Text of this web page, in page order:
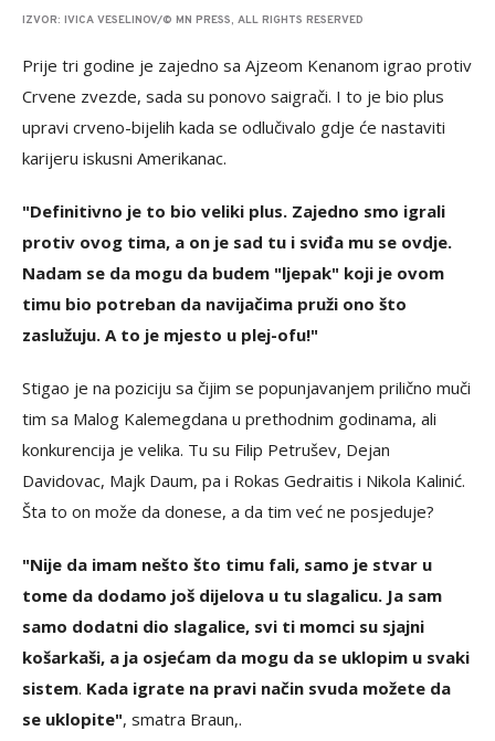
IZVOR: IVICA VESELINOV/© MN PRESS, ALL RIGHTS RESERVED
Prije tri godine je zajedno sa Ajzeom Kenanom igrao protiv
Crvene zvezde, sada su ponovo saigrači. I to je bio plus
upravi crveno-bijelih kada se odlučivalo gdje će nastaviti
karijeru iskusni Amerikanac.
"Definitivno je to bio veliki plus. Zajedno smo igrali
protiv ovog tima, a on je sad tu i sviđa mu se ovdje.
Nadam se da mogu da budem "ljepak" koji je ovom
timu bio potreban da navijačima pruži ono što
zaslužuju. A to je mjesto u plej-ofu!"
Stigao je na poziciju sa čijim se popunjavanjem prilično muči
tim sa Malog Kalemegdana u prethodnim godinama, ali
konkurencija je velika. Tu su Filip Petrušev, Dejan
Davidovac, Majk Daum, pa i Rokas Gedraitis i Nikola Kalinić.
Šta to on može da donese, a da tim već ne posjeduje?
"Nije da imam nešto što timu fali, samo je stvar u
tome da dodamo još dijelova u tu slagalicu. Ja sam
samo dodatni dio slagalice, svi ti momci su sjajni
košarkaši, a ja osjećam da mogu da se uklopim u svaki
sistem. Kada igrate na pravi način svuda možete da
se uklopite", smatra Braun,.